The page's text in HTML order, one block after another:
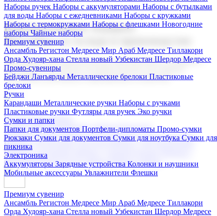
Наборы ручек Наборы с аккумуляторами Наборы с бутылками
для воды Наборы с ежедневниками Наборы с кружками
Наборы с термокружками Наборы с флешками Новогодние
наборы Чайные наборы
Премиум сувенир
Ансамбль Регистон Медресе Мир Араб Медресе Тиллакори
Орда Худояр-хана Стелла новый Узбекистан Шердор Медресе
Промо-сувениры
Бейджи Ланъярды Металлические брелоки Пластиковые
брелоки
Ручки
Карандаши Металлические ручки Наборы с ручками
Пластиковые ручки Футляры для ручек Эко ручки
Сумки и папки
Папки для документов Портфели-дипломаты Промо-сумки
Рюкзаки Сумки для документов Сумки для ноутбука Сумки для
пикника
Электроника
Аккумуляторы Зарядные устройства Колонки и наушники
Мобильные аксессуары Увлажнители Флешки
Корпоративные подарки
Поставка со склада и производство
Мы предлагаем широкий выбор корпоративных подарков и
сувениров с логотипом. В нашем каталоге вы найдете
продукцию для бизнеса, мероприятия и клиентов.
Подарочные наборы
Бизнес наборыКофейные наборы Кошельки
Наборы из кожиНаборы ручекНаборы с аккумуляторами
Наборы с бутылками для воды
Наборы с ежедневниками
Наборы с кружками
флешкамиНовогодние наборыЧайные наборы
Премиум сувенир
Ансамбль Регистон Медресе Мир Араб Медресе Тиллакори
Орда Худояр-хана Стелла новый Узбекистан Шердор Медресе